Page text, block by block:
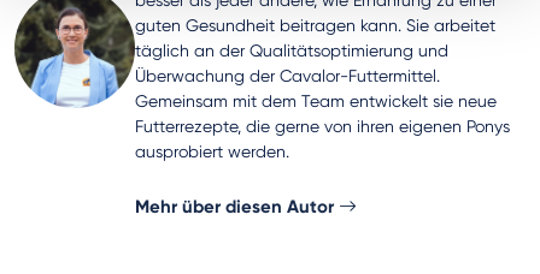
guten Gesundheit beitragen kann. Sie arbeitet
täglich an der Qualitätsoptimierung und
Überwachung der Cavalor-Futtermittel.
Gemeinsam mit dem Team entwickelt sie neue
Futterrezepte, die gerne von ihren eigenen Ponys
ausprobiert werden.
Mehr über diesen Autor